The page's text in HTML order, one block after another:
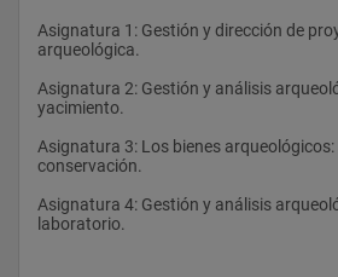
Asignatura 1: Gestión y dirección de
arqueológica.
Asignatura 2: Gestión y análisis
yacimiento.
Asignatura 3: Los bienes
conservación.
Asignatura 4: Gestión y análisis
laboratorio.